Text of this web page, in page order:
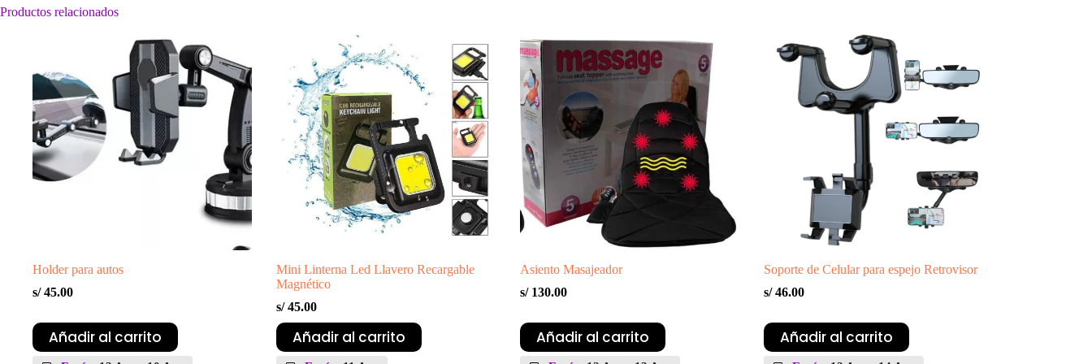
Productos relacionados
Holder para autos
s/45.00
Añadir al carrito
Mini Linterna Led Llavero Recargable
Magnético
s/45.00
Añadir al carrito
Asiento Masajeador
s/130.00
Añadir al carrito
Soporte de Celular para espejo Retrovisor
s/46.00
Añadir al carrito